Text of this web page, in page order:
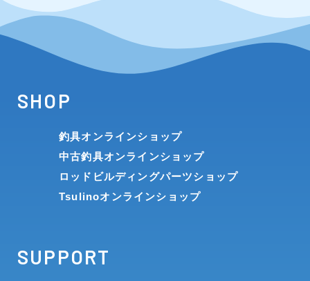
SHOP
釣具オンラインショップ
中古釣具オンラインショップ
ロッドビルディングパーツショップ
Tsulinoオンラインショップ
SUPPORT